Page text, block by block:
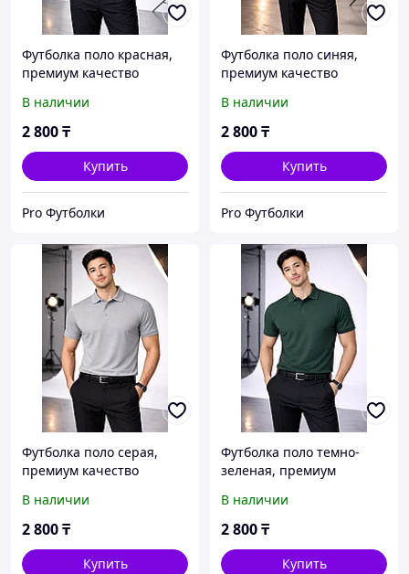
Футболка поло красная,
премиум качество
В наличии
2 800₸
Купить
Pro Футболки
Футболка поло синяя,
премиум качество
В наличии
2 800₸
Купить
Pro Футболки
Футболка поло серая,
премиум качество
В наличии
2 800₸
Купить
Футболка поло темно-
зеленая, премиум
В наличии
2 800₸
Купить